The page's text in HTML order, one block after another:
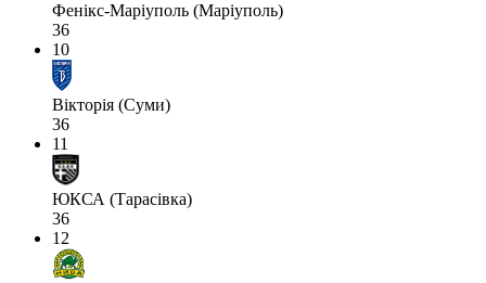
Фенікс-Маріуполь (Маріуполь)
36
10
Вікторія (Суми)
36
11
ЮКСА (Тарасівка)
36
12